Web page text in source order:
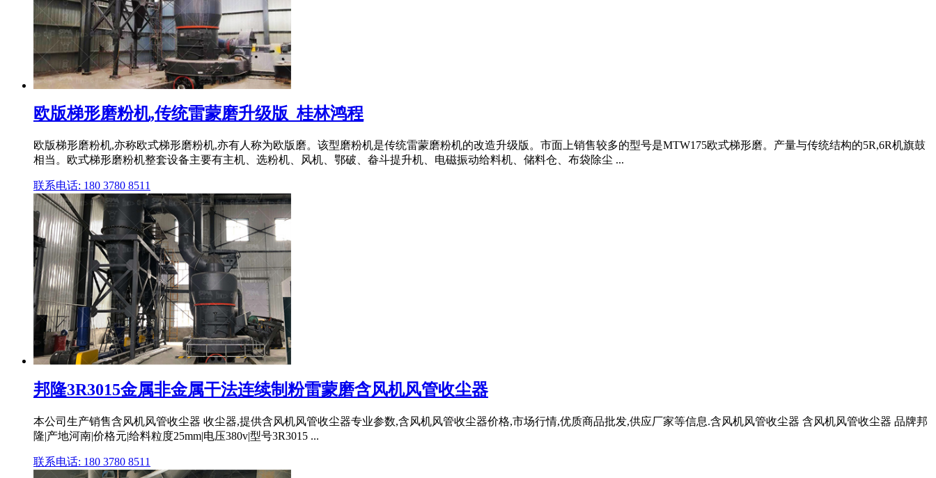
欧版梯形磨粉机,传统雷蒙磨升级版_桂林鸿程
欧版梯形磨粉机,亦称欧式梯形磨粉机,亦有人称为欧版磨。该型磨粉机是传统雷蒙磨粉机的改造升级版。市面上销售较多的型号是MTW175欧式梯形磨。产量与传统结构的5R,6R机旗鼓
相当。欧式梯形磨粉机整套设备主要有主机、选粉机、风机、鄂破、畚斗提升机、电磁振动给料机、储料仓、布袋除尘 ...
联系电话: 180 3780 8511
邦隆3R3015金属非金属干法连续制粉雷蒙磨含风机风管收尘器
本公司生产销售含风机风管收尘器 收尘器,提供含风机风管收尘器专业参数,含风机风管收尘器价格,市场行情,优质商品批发,供应厂家等信息.含风机风管收尘器 含风机风管收尘器 品牌邦
隆|产地河南|价格元|给料粒度25mm|电压380v|型号3R3015 ...
联系电话: 180 3780 8511